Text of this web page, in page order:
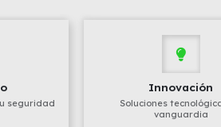
seguridad
Innovación
Soluciones
vanguardia